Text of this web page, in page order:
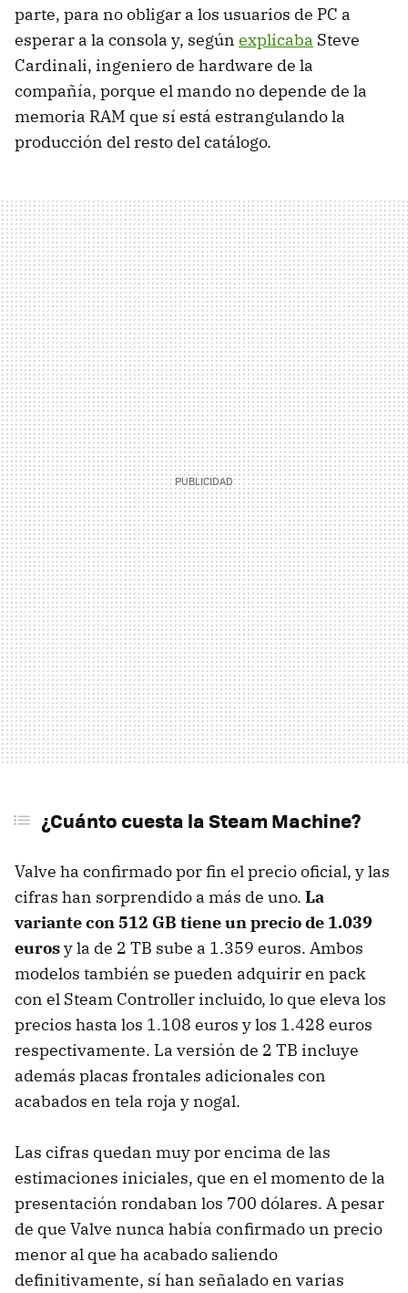
parte, para no obligar a los usuarios de PC a
esperar a la consola y, según explicaba Steve
Cardinali, ingeniero de hardware de la
compañía, porque el mando no depende de la
memoria RAM que sí está estrangulando la
producción del resto del catálogo.
¿Cuánto cuesta la Steam Machine?
Valve ha confirmado por fin el precio oficial, y las
cifras han sorprendido a más de uno. La
variante con 512 GB tiene un precio de 1.039
eurosy la de 2 TB sube a 1.359 euros. Ambos
modelos también se pueden adquirir en pack
con el Steam Controller incluido, lo que eleva los
precios hasta los 1.108 euros y los 1.428 euros
respectivamente. La versión de 2 TB incluye
además placas frontales adicionales con
acabados en tela roja y nogal.
Las cifras quedan muy por encima de las
estimaciones iniciales, que en el momento de la
presentación rondaban los 700 dólares. A pesar
de que Valve nunca había confirmado un precio
menor al que ha acabado saliendo
definitivamente, sí han señalado en varias